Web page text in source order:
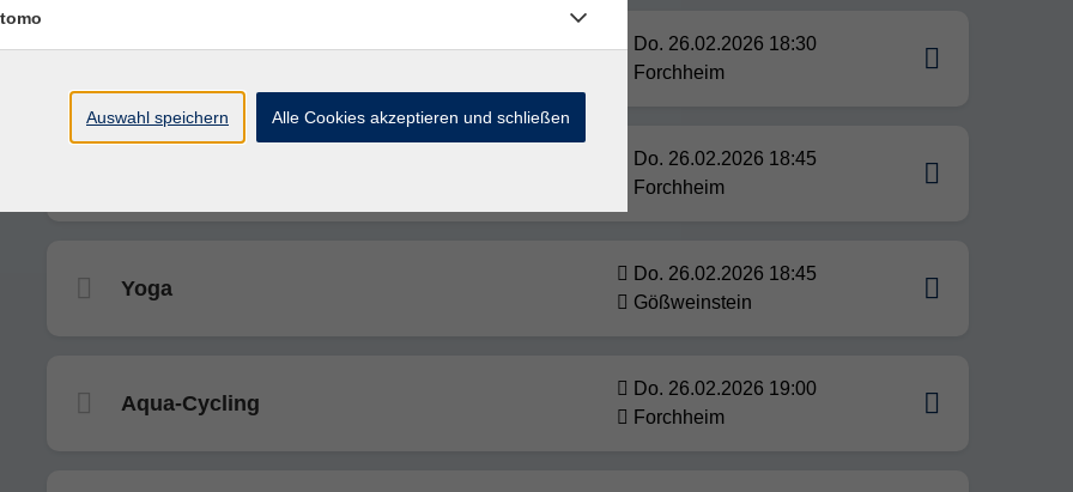
Do. 26.02.2026 18:30
Forchheim
Do. 26.02.2026 18:45
Forchheim
Yoga
Do. 26.02.2026 18:45
Gößweinstein
Aqua-Cycling
Do. 26.02.2026 19:00
Forchheim
Auswahl speichern Alle Cookies akzeptieren und schließen